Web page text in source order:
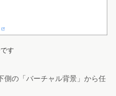
す
側の「バーチャル背景」から任